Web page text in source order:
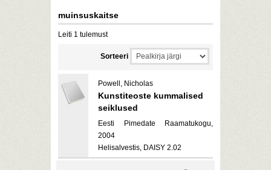
muinsuskaitse
Leiti 1 tulemust
Sorteeri
Powell, Nicholas
Kunstiteoste kummalised
seiklused
Eesti Pimedate Raamatukogu,
2004
Helisalvestis, DAISY 2.02